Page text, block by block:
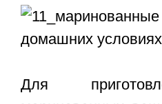
Для